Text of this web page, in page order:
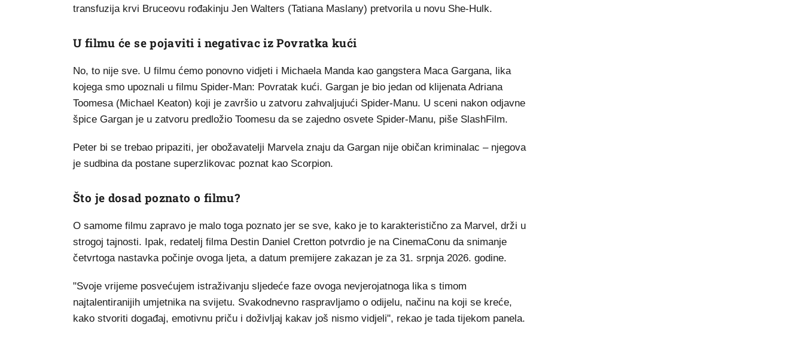
transfuzija krvi Bruceovu rođakinju Jen Walters (Tatiana Maslany) pretvorila u novu She-Hulk.
U filmu će se pojaviti i negativac iz Povratka kući
No, to nije sve. U filmu ćemo ponovno vidjeti i Michaela Manda kao gangstera Maca Gargana, lika
kojega smo upoznali u filmu Spider-Man: Povratak kući. Gargan je bio jedan od klijenata Adriana
Toomesa (Michael Keaton) koji je završio u zatvoru zahvaljujući Spider-Manu. U sceni nakon odjavne
špice Gargan je u zatvoru predložio Toomesu da se zajedno osvete Spider-Manu, piše SlashFilm.
Peter bi se trebao pripaziti, jer obožavatelji Marvela znaju da Gargan nije običan kriminalac – njegova
je sudbina da postane superzlikovac poznat kao Scorpion.
Što je dosad poznato o filmu?
O samome filmu zapravo je malo toga poznato jer se sve, kako je to karakteristično za Marvel, drži u
strogoj tajnosti. Ipak, redatelj filma Destin Daniel Cretton potvrdio je na CinemaConu da snimanje
četvrtoga nastavka počinje ovoga ljeta, a datum premijere zakazan je za 31. srpnja 2026. godine.
"Svoje vrijeme posvećujem istraživanju sljedeće faze ovoga nevjerojatnoga lika s timom
najtalentiranijih umjetnika na svijetu. Svakodnevno raspravljamo o odijelu, načinu na koji se kreće,
kako stvoriti događaj, emotivnu priču i doživljaj kakav još nismo vidjeli", rekao je tada tijekom panela.